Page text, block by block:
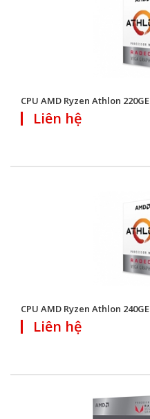
CPU AMD Ryzen Athlon 220GE
Liên hệ
CPU AMD Ryzen Athlon 240GE
Liên hệ